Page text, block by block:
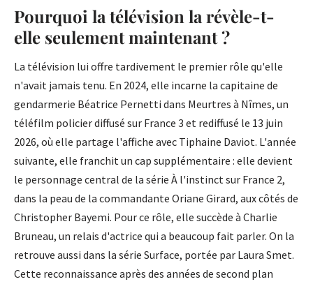
Pourquoi la télévision la révèle-t-
elle seulement maintenant ?
La télévision lui offre tardivement le premier rôle qu'elle
n'avait jamais tenu. En 2024, elle incarne la capitaine de
gendarmerie Béatrice Pernetti dans Meurtres à Nîmes, un
téléfilm policier diffusé sur France 3 et rediffusé le 13 juin
2026, où elle partage l'affiche avec Tiphaine Daviot. L'année
suivante, elle franchit un cap supplémentaire : elle devient
le personnage central de la série À l'instinct sur France 2,
dans la peau de la commandante Oriane Girard, aux côtés de
Christopher Bayemi. Pour ce rôle, elle succède à Charlie
Bruneau, un relais d'actrice qui a beaucoup fait parler. On la
retrouve aussi dans la série Surface, portée par Laura Smet.
Cette reconnaissance après des années de second plan